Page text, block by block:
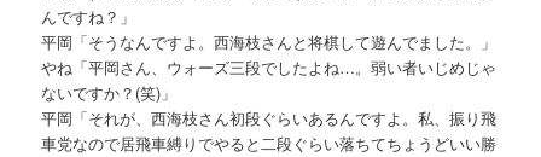
んですね？」
平岡「そうなんですよ。西海枝さんと将棋して遊んでました。」
やね「平岡さん、ウォーズ三段でしたよね…。弱い者いじめじゃ
ないですか？(笑)」
平岡「それが、西海枝さん初段ぐらいあるんですよ。私、振り飛
車党なので居飛車縛りでやると二段ぐらい落ちてちょうどいい勝